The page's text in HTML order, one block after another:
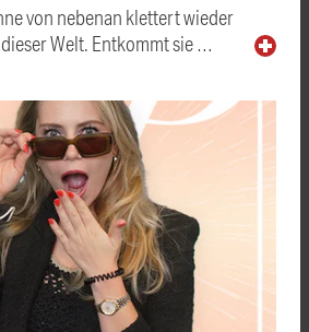
von nebenan klettert wieder
Welt. Entkommt sie …